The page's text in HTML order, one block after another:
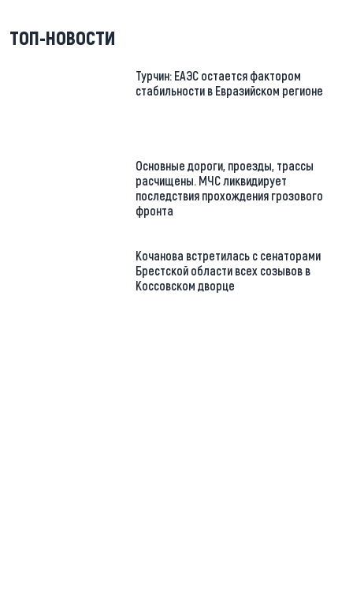
ТОП-НОВОСТИ
Турчин: ЕАЭС остается фактором
стабильности в Евразийском регионе
Основные дороги, проезды, трассы
расчищены. МЧС ликвидирует
последствия прохождения грозового
фронта
Кочанова встретилась с сенаторами
Брестской области всех созывов в
Коссовском дворце